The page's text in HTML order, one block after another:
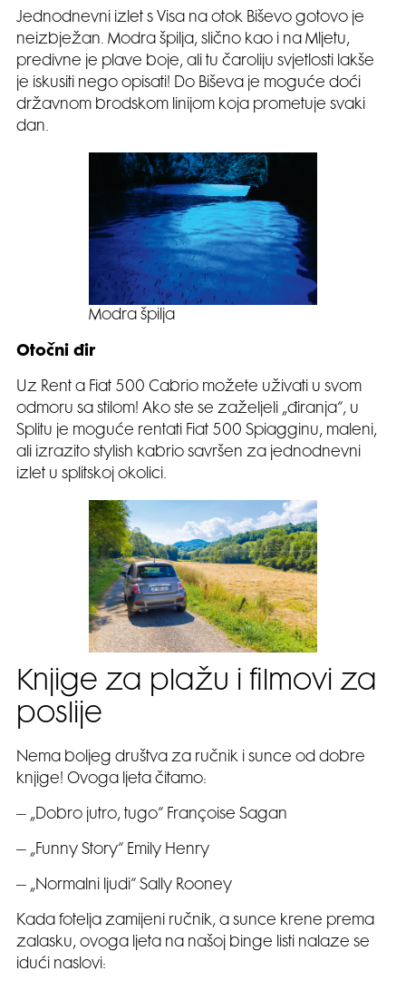
Jednodnevni izlet s Visa na otok Biševo gotovo je
neizbježan. Modra špilja, slično kao i na Mljetu,
predivne je plave boje, ali tu čaroliju svjetlosti lakše
je iskusiti nego opisati! Do Biševa je moguće doći
državnom brodskom linijom koja prometuje svaki
dan.
Modra špilja
Otočni đir
Uz Rent a Fiat 500 Cabrio možete uživati u svom
odmoru sa stilom! Ako ste se zaželjeli „điranja“, u
Splitu je moguće rentati Fiat 500 Spiagginu, maleni,
ali izrazito stylish kabrio savršen za jednodnevni
izlet u splitskoj okolici.
Knjige za plažu i filmovi za
poslije
Nema boljeg društva za ručnik i sunce od dobre
knjige! Ovoga ljeta čitamo:
– „Dobro jutro, tugo“ Françoise Sagan
– „Funny Story“ Emily Henry
– „Normalni ljudi“ Sally Rooney
Kada fotelja zamijeni ručnik, a sunce krene prema
zalasku, ovoga ljeta na našoj binge listi nalaze se
idući naslovi: